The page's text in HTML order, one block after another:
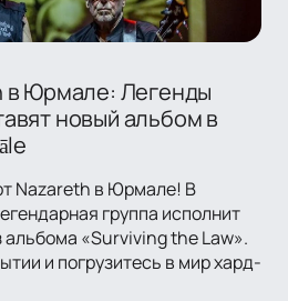
в Юрмале: Легенды
новый альбом в
Nazareth в Юрмале! В
группа исполнит
альбома «Surviving the Law».
и погрузитесь в мир хард-